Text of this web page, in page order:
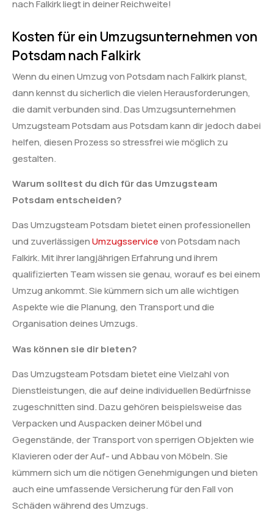
nach Falkirk liegt in deiner Reichweite!
Kosten für ein Umzugsunternehmen von
Potsdam nach Falkirk
Wenn du einen Umzug von Potsdam nach Falkirk planst,
dann kennst du sicherlich die vielen Herausforderungen,
die damit verbunden sind. Das Umzugsunternehmen
Umzugsteam Potsdam aus Potsdam kann dir jedoch dabei
helfen, diesen Prozess so stressfrei wie möglich zu
gestalten.
Warum solltest du dich für das Umzugsteam
Potsdam entscheiden?
Das Umzugsteam Potsdam bietet einen professionellen
und zuverlässigenUmzugsservicevon Potsdam nach
Falkirk. Mit ihrer langjährigen Erfahrung und ihrem
qualifizierten Team wissen sie genau, worauf es bei einem
Umzug ankommt. Sie kümmern sich um alle wichtigen
Aspekte wie die Planung, den Transport und die
Organisation deines Umzugs.
Was können sie dir bieten?
Das Umzugsteam Potsdam bietet eine Vielzahl von
Dienstleistungen, die auf deine individuellen Bedürfnisse
zugeschnitten sind. Dazu gehören beispielsweise das
Verpacken und Auspacken deiner Möbel und
Gegenstände, der Transport von sperrigen Objekten wie
Klavieren oder der Auf- und Abbau von Möbeln. Sie
kümmern sich um die nötigen Genehmigungen und bieten
auch eine umfassende Versicherung für den Fall von
Schäden während des Umzugs.